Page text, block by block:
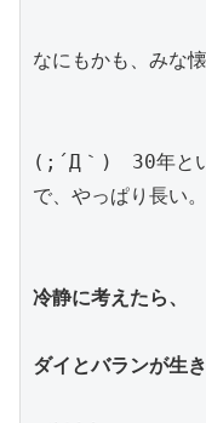
なにもかも、みな
(;´Д｀)　30年と
で、やっぱり長い。
冷静に考えたら、
ダイとバランが生